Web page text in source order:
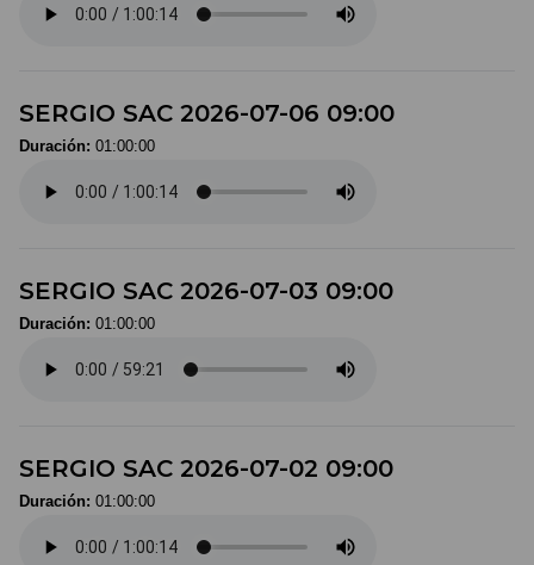
SERGIO SAC 2026-07-06 09:00
Duración: 01:00:00
SERGIO SAC 2026-07-03 09:00
Duración: 01:00:00
SERGIO SAC 2026-07-02 09:00
Duración: 01:00:00